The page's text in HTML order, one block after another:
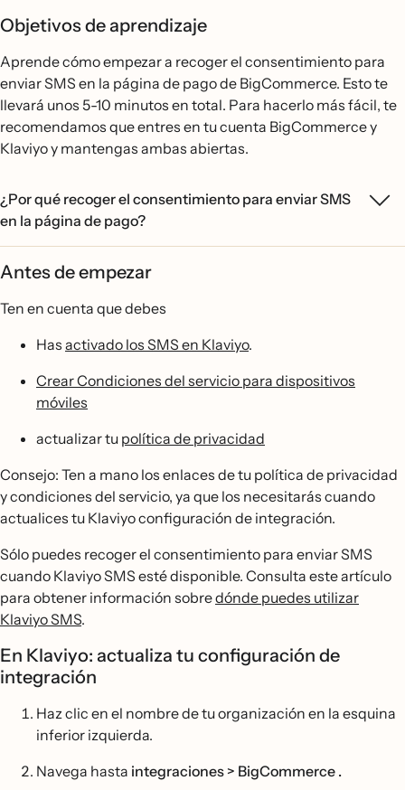
Objetivos de aprendizaje
Aprende cómo empezar a recoger el consentimiento para
enviar SMS en la página de pago de BigCommerce. Esto te
llevará unos 5-10 minutos en total. Para hacerlo más fácil, te
recomendamos que entres en tu cuenta BigCommerce y
Klaviyo y mantengas ambas abiertas.
¿Por qué recoger el consentimiento para enviar SMS
en la página de pago?
Antes de empezar
Ten en cuenta que debes
Has activado los SMS en Klaviyo.
Crear Condiciones del servicio para dispositivos
móviles
actualizar tu política de privacidad
Consejo: Ten a mano los enlaces de tu política de privacidad
y condiciones del servicio, ya que los necesitarás cuando
actualices tu Klaviyo configuración de integración.
Sólo puedes recoger el consentimiento para enviar SMS
cuando Klaviyo SMS esté disponible. Consulta este artículo
para obtener información sobredónde puedes utilizar
Klaviyo SMS.
En Klaviyo: actualiza tu configuración de
integración
Haz clic en el nombre de tu organización en la esquina
inferior izquierda.
Navega hasta integraciones > BigCommerce .